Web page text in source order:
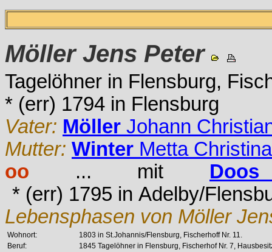
MöllerJens Peter
Tagelöhner in Flensburg,
* (err) 1794 in Flensburg
Vater: Möller Johann
Mutter: Winter Metta Christina
oo ... mit Doos
* (err) 1795 in Adelby/
Lebensphasen von Möller
Wohnort:
1803 in St.Johannis/Flensburg, Fischerhoff Nr. 11.
Beruf:
1845 Tagelöhner in Flensburg, Fischerhof Nr. 7,